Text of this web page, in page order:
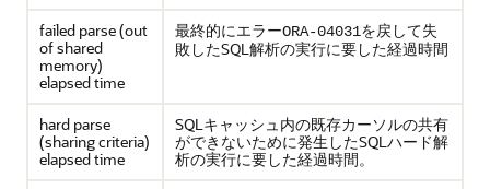
failed parse (out
of shared
memory)
elapsed time
最終的にエラーORA-04031を戻して失
敗したSQL解析の実行に要した経過時間
hard parse
(sharing criteria)
elapsed time
SQLキャッシュ内の既存カーソルの共有
ができないために発生したSQLハード解
析の実行に要した経過時間。